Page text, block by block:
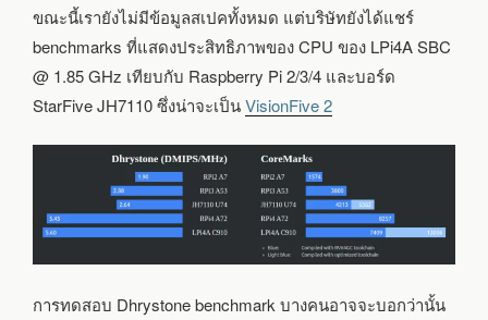
ขณะนี้เรายังไม่มีข้อมูลสเปคทั้งหมด แต่บริษัทยังได้แชร์
benchmarks ที่แสดงประสิทธิภาพของ CPU ของ LPi4A SBC
@ 1.85 GHz เทียบกับ Raspberry Pi 2/3/4 และบอร์ด
StarFive JH7110 ซึ่งน่าจะเป็นVisionFive 2
การทดสอบ Dhrystone benchmark บางคนอาจจะบอกว่านั้น